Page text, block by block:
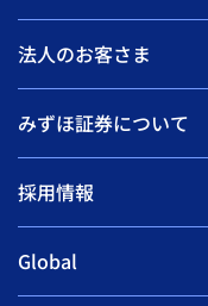
法人のお客さま
みずほ証券について
採用情報
Global